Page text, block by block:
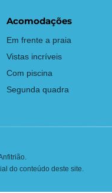
Acomodações
Em frente a praia
Vistas incríveis
Com piscina
Segunda quadra
do conteúdo deste site.